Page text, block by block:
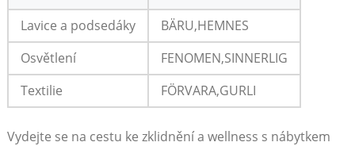
Lavice a podsedáky
BÄRU,HEMNES
Osvětlení
FENOMEN,SINNERLIG
Textilie
FÖRVARA,GURLI
Vydejte se na ⁤cestu​ ke zklidnění a wellness⁤ s​ nábytkem